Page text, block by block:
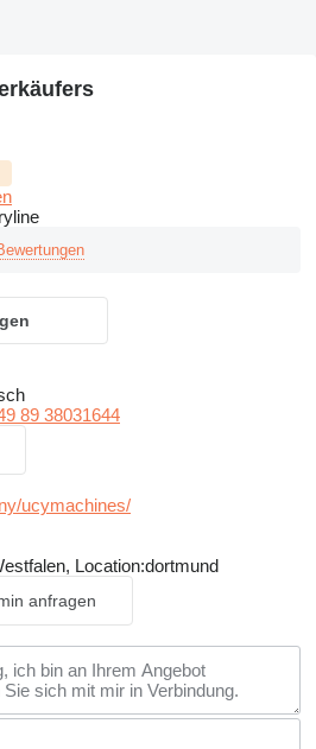
89 38031644
ucymachines/
Location:dortmund
anfragen